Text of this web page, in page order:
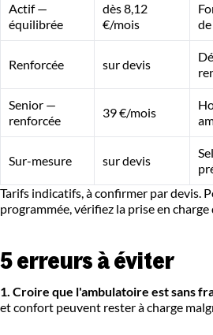
Actif —
équilibrée
dès 8,12
€/mois
Renforcée sur devis
Senior —
renforcée
39 €/mois
Sur-mesure sur devis
Tarifs indicatifs, à confirmer par devis.
programmée, vérifiez la prise en charge
5 erreurs à éviter
1. Croire que l'ambulatoire est sans
et confort peuvent rester à charge